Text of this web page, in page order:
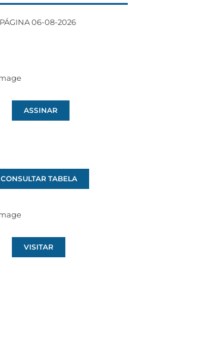
ASSINAR
CONSULTAR TABELA
VISITAR